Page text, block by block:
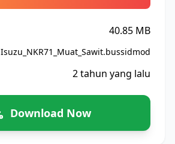
40.85 MB
Isuzu_NKR71_Muat_Sawit.bussidmod
2 tahun yang lalu
Download Now